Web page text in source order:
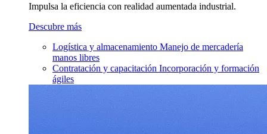
Impulsa la eficiencia con realidad aumentada industrial.
Descubre más
Logística y almacenamiento Manejo de mercadería
manos libres
Contratación y capacitación Incorporación y formación
ágiles